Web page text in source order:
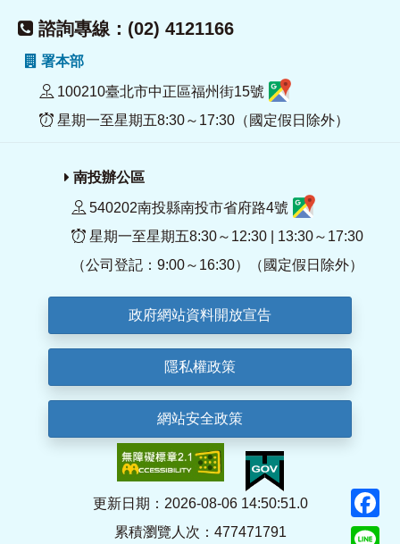
諮詢專線：(02) 4121166
署本部
100210臺北市中正區福州街15號
星期一至星期五8:30～17:30（國定假日除外）
南投辦公區
540202南投縣南投市省府路4號
星期一至星期五8:30～12:30 | 13:30～17:30
（公司登記：9:00～16:30）（國定假日除外）
政府網站資料開放宣告
隱私權政策
網站安全政策
更新日期：2026-08-06 14:50:51.0
累積瀏覽人次：477471791